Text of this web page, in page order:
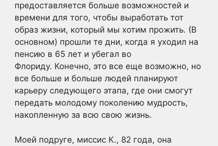
предоставляется больше возможностей и
времени для того, чтобы выработать тот
образ жизни, который мы хотим прожить. (В
основном) прошли те дни, когда я уходил на
пенсию в 65 лет и убегал во
Флориду. Конечно, это все еще возможно, но
все больше и больше людей планируют
карьеру следующего этапа, где они смогут
передать молодому поколению мудрость,
накопленную за всю свою жизнь.
Моей подруге, миссис К., 82 года, она